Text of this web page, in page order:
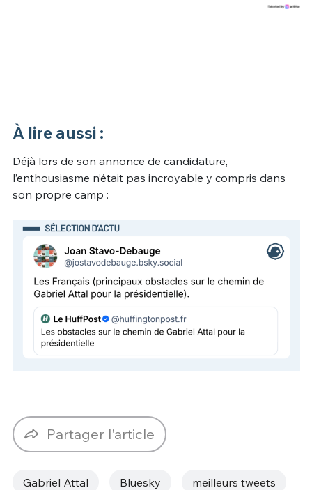
À lire aussi :
Déjà lors de son annonce de candidature,
l’enthousiasme n’était pas incroyable y compris dans
son propre camp :
Partager l'article
Gabriel Attal Bluesky meilleurs tweets